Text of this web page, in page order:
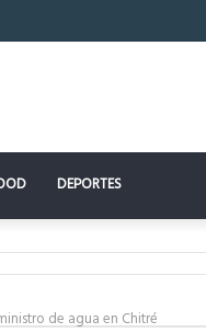
DEPORTES
de agua en Chitré